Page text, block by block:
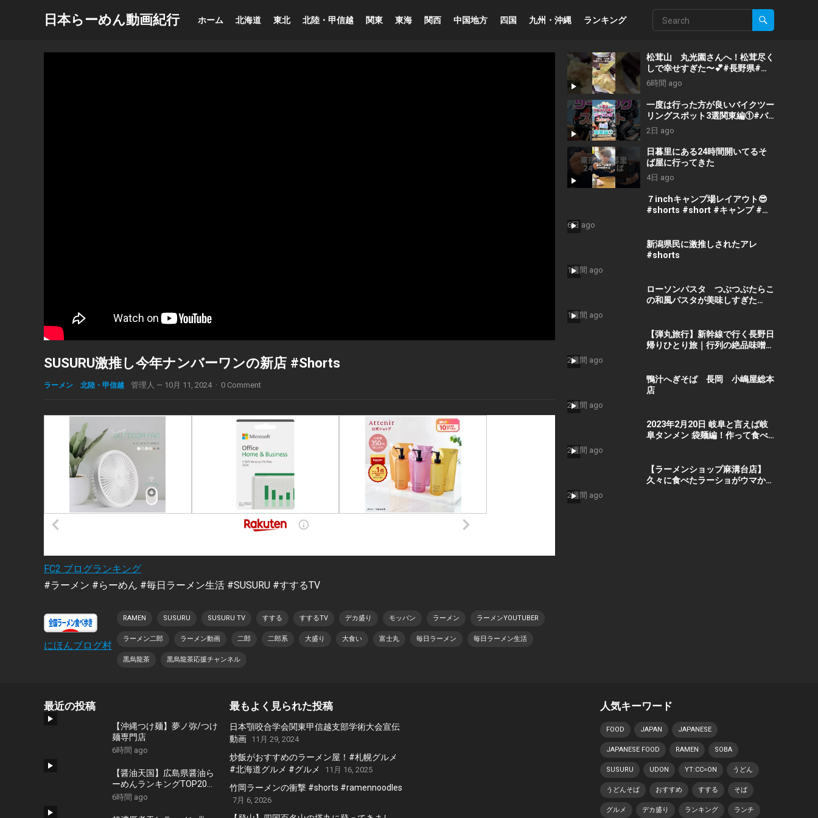
日本らーめん動画紀行 ホーム 北海道 東北 北陸・甲信越 関東 東海 関西 中国地方 四国 九州・沖縄 ランキング
SUSURU激推し今年ナンバーワンの新店 #Shorts
ラーメン 北陸・甲信越 管理人 — 10月 11, 2024 · 0 Comment
FC2 ブログランキング
#ラーメン​ #らーめん​ #毎日ラーメン生活 #SUSURU #すするTV
にほんブログ村
RAMEN SUSURU SUSURU TV すする すするTV デカ盛り モッパン ラーメン ラーメンYOUTUBER
ラーメン二郎 ラーメン動画 二郎 二郎系 大盛り 大食い 富士丸 毎日ラーメン 毎日ラーメン生活
黒烏龍茶 黒烏龍茶応援チャンネル
松茸山 丸光園さんへ！松茸尽く
しで幸せすぎた〜💕#長野県#上
田市#松茸山#丸光園#松茸#松茸
尽くし#贅沢#美味しい#ランチ#
楽しい人生 #楽しい1日 #おばち
ゃん #fun #美味しいランチ
6時間 ago
一度は行った方が良いバイクツー
リングスポット3選関東編①#バ
イクツーリング#バイク#バイク
初心者#バイクチャンネル#バイ
クランキング#バイクランキング
#motorcycle#japantravel
2日 ago
日暮里にある24時間開いてるそ
ば屋に行ってきた
4日 ago
７inchキャンプ場レイアウト😎
#shorts #short #キャンプ #ア
#espcampchannel
6日 ago
新潟県民に激推しされたアレ
#shorts
1週間 ago
ローソンパスタ つぶつぶたらこ
の和風パスタが美味しすぎた
1週間 ago
【弾丸旅行】新幹線で行く長野日
帰りひとり旅｜行列の絶品味噌ラ
2週間 ago
鴨汁へぎそば 長岡 小嶋屋総本
店
2週間 ago
2023年2月20日 岐阜と言えば岐
阜タンメン 袋麺編！作って食べ
2週間 ago
【ラーメンショップ麻溝台店】
久々に食べたラーショがウマかっ
2週間 ago
最近の投稿
【沖縄つけ麺】夢ノ弥/つけ
麺専門店
6時間 ago
【醤油天国】広島県醤油ら
ーめんランキングTOP20！
２０２６
6時間 ago
最もよく見られた投稿
日本顎咬合学会関東甲信越支部学術大会宣伝
動画
11月 29, 2024
炒飯がおすすめのラーメン屋！#札幌グルメ
#北海道グルメ #グルメ
11月 16, 2025
竹岡ラーメンの衝撃 #shorts #ramennoodles
7月 6, 2026
人気キーワード
FOOD JAPAN JAPANESE
JAPANESE FOOD RAMEN SOBA
SUSURU UDON YT:CC=ON うどん
うどんそば おすすめ すする そば
グルメ デカ盛り ランキング ランチ